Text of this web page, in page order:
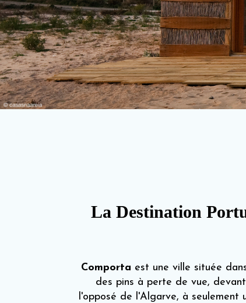
La Destination
Comporta est une ville située
des pins à perte de vue,
l'opposé de l'Algarve, à seulement